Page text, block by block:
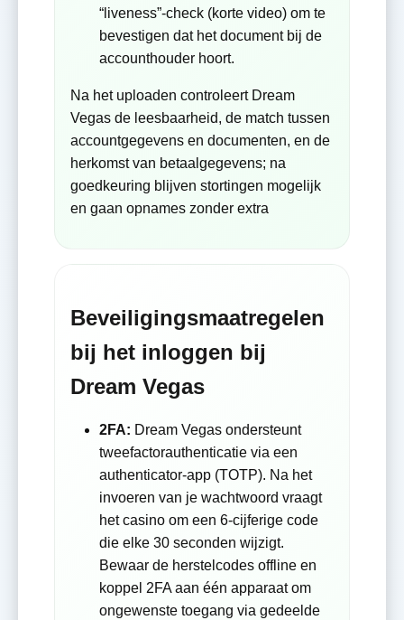
“liveness”-check (korte video) om te
bevestigen dat het document bij de
accounthouder hoort.
Na het uploaden controleert Dream
Vegas de leesbaarheid, de match tussen
accountgegevens en documenten, en de
herkomst van betaalgegevens; na
goedkeuring blijven stortingen mogelijk
en gaan opnames zonder extra
Beveiligingsmaatregelen
bij het inloggen bij
Dream Vegas
2FA: Dream Vegas ondersteunt
tweefactorauthenticatie via een
authenticator-app (TOTP). Na het
invoeren van je wachtwoord vraagt
het casino om een 6-cijferige code
die elke 30 seconden wijzigt.
Bewaar de herstelcodes offline en
koppel 2FA aan één apparaat om
ongewenste toegang via gedeelde